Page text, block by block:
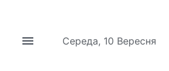
Середа, 10 Вересня